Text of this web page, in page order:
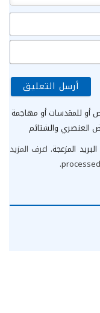
أو للمقدسات أو مهاجمة
العنصري والشتائم
المزعجة. اعرف المزيد
.